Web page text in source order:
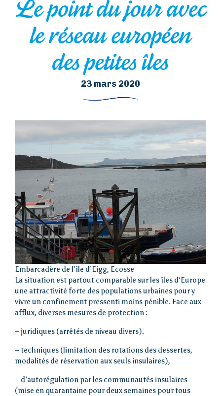
Le point du jour avec
le réseau européen
des petites îles
23 mars 2020
Embarcadère de l’île d’Eigg, Ecosse
La situation est partout comparable sur les îles d‘Europe
une attractivité forte des populations urbaines pour y
vivre un confinement pressenti moins pénible. Face aux
afflux, diverses mesures de protection :
– juridiques (arrêtés de niveau divers).
– techniques (limitation des rotations des dessertes,
modalités de réservation aux seuls insulaires),
– d’autorégulation par les communautés insulaires
(mise en quarantaine pour deux semaines pour tous